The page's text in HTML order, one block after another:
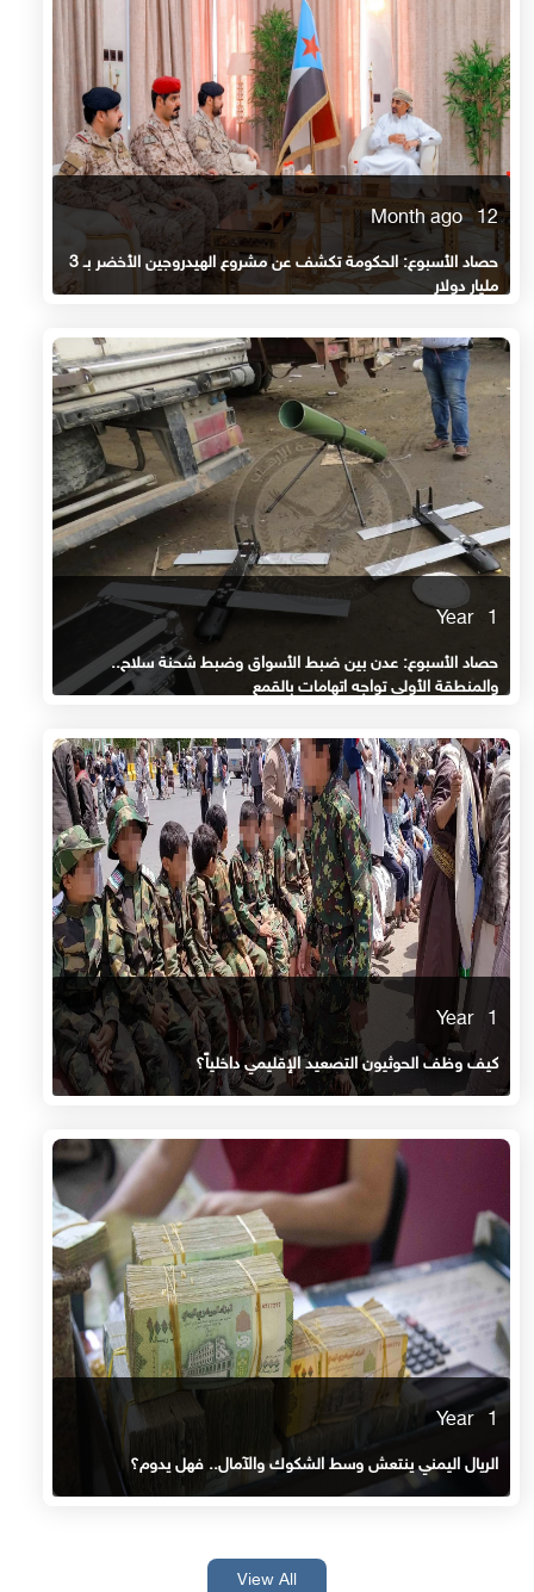
12 Month ago
حصاد الأسبوع: الحكومة تكشف عن مشروع الهيدروجين الأخضر بـ 3
مليار دولار
1 Year
حصاد الأسبوع: عدن بين ضبط الأسواق وضبط شحنة سلاح..
والمنطقة الأولى تواجه اتهامات بالقمع
1 Year
كيف وظف الحوثيون التصعيد الإقليمي داخلياً؟
1 Year
الريال اليمني ينتعش وسط الشكوك والآمال.. فهل يدوم؟
View All